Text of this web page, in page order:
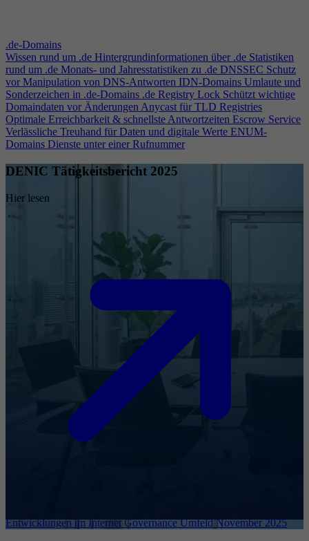
.de-Domains
Wissen rund um .de Hintergrundinformationen über .de Statistiken
rund um .de Monats- und Jahresstatistiken zu .de DNSSEC Schutz
vor Manipulation von DNS-Antworten IDN-Domains Umlaute und
Sonderzeichen in .de-Domains .de Registry Lock Schützt wichtige
Domaindaten vor ÄnderungenAnycast für TLD Registries
Optimale Erreichbarkeit & schnellste Antwortzeiten Escrow Service
Verlässliche Treuhand für Daten und digitale Werte ENUM-
Domains Dienste unter einer Rufnummer
DENIC Tätigkeitsbericht 2025
Hier lesen
Entwicklungen im Internet Governance Umfeld November 2025